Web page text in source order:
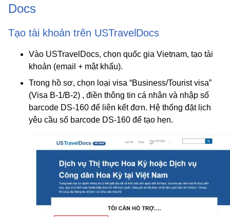
Docs
Tạo tài khoản trên USTravelDocs
Vào USTravelDocs, chọn quốc gia Vietnam, tạo tài
khoản (email + mật khẩu).
Trong hồ sơ, chọn loại visa “Business/Tourist visa”
(Visa B-1/B-2) , điền thông tin cá nhân và nhập số
barcode DS-160 để liên kết đơn. Hệ thống đặt lịch
yêu cầu số barcode DS-160 để tạo hẹn.